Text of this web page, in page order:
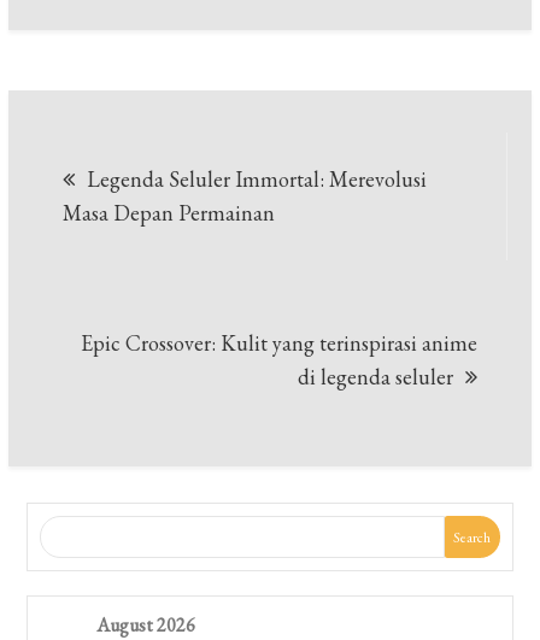
navigation
Legenda Seluler Immortal: Merevolusi
Masa Depan Permainan
Epic Crossover: Kulit yang terinspirasi anime
di legenda seluler
Search
August 2026